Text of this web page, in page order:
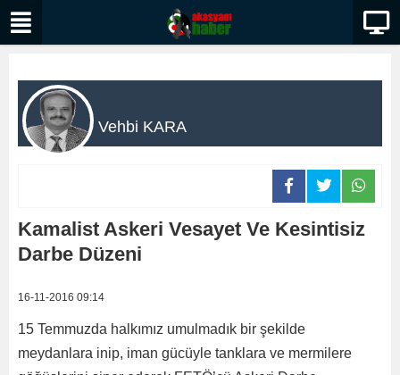
Vehbi KARA
Kamalist Askeri Vesayet Ve Kesintisiz
Darbe Düzeni
16-11-2016 09:14
15 Temmuzda halkımız umulmadık bir şekilde
meydanlara inip, iman gücüyle tanklara ve mermilere